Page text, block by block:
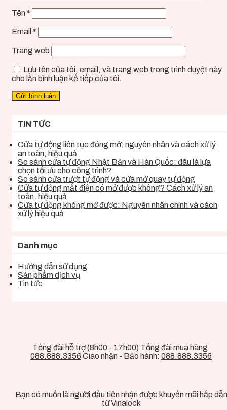
Tên *
Email *
Trang web
Lưu tên của tôi, email, và trang web trong trình duyệt này
cho lần bình luận kế tiếp của tôi.
TIN TỨC
Cửa tự động liên tục đóng mở: nguyên nhân và cách xử lý
an toàn, hiệu quả
So sánh cửa tự động Nhật Bản và Hàn Quốc: đâu là lựa
chọn tối ưu cho công trình?
So sánh cửa trượt tự động và cửa mở quay tự động
Cửa tự động mất điện có mở được không? Cách xử lý an
toàn, hiệu quả
Cửa tự động không mở được: Nguyên nhân chính và cách
xử lý hiệu quả
Danh mục
Hướng dẫn sử dụng
Sản phẩm dịch vụ
Tin tức
Tổng đài hỗ trợ (8h00 - 17h00) Tổng đài mua hàng:
088.888.3356 Giao nhận - Bảo hành: 088.888.3356
Bạn có muốn là người đầu tiên nhận được khuyến mãi hấp dẫn
từ Vinalock